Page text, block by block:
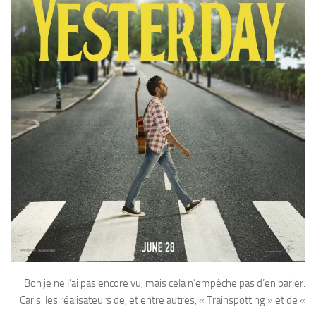
Bon je ne l’ai pas encore vu, mais cela n’empêche pas d’en parler.
Car si les réalisateurs de, et entre autres, « Trainspotting » et de «